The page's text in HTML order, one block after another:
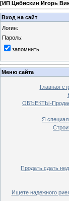
[ИП Цибискин Игорь
Вход на сайт
Логин:
Пароль:
запомнить
Меню сайта
Главная
ОБЪЕКТЫ-
Я
Продать сдать
Ищете надежного